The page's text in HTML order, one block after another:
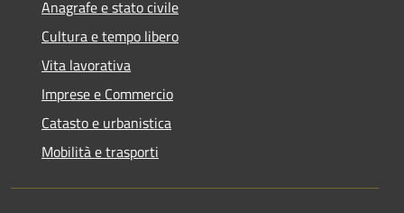
Anagrafe e stato civile
Cultura e tempo libero
Vita lavorativa
Imprese e Commercio
Catasto e urbanistica
Mobilità e trasporti